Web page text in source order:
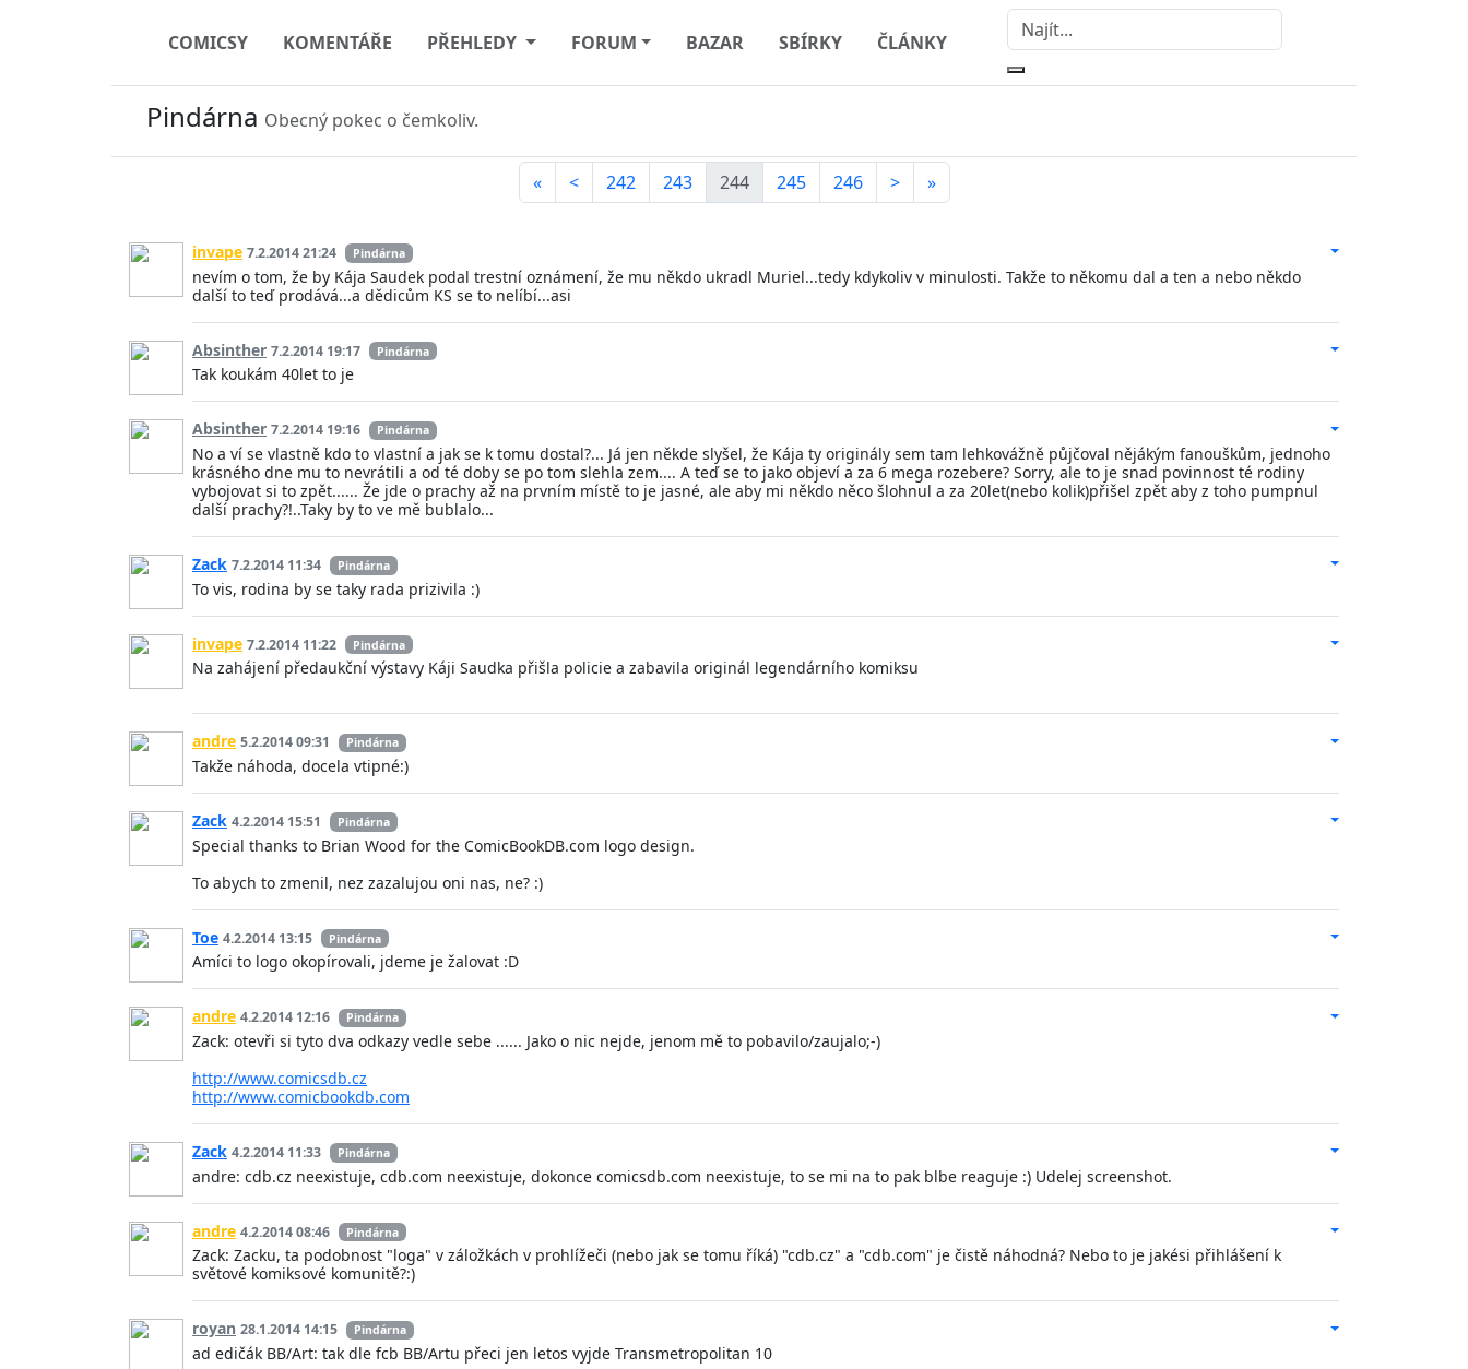
COMICSY KOMENTÁŘE PŘEHLEDY FORUM BAZAR SBÍRKY ČLÁNKY
Pindárna Obecný pokec o čemkoliv.
« < 242 243 244 245 246 > »
invape 7.2.2014 21:24 Pindárna
nevím o tom, že by Kája Saudek podal trestní oznámení, že mu někdo ukradl Muriel...tedy kdykoliv v minulosti. Takže to někomu dal a ten a nebo někdo
další to teď prodává...a dědicům KS se to nelíbí...asi
Absinther 7.2.2014 19:17 Pindárna
Tak koukám 40let to je
Absinther 7.2.2014 19:16 Pindárna
No a ví se vlastně kdo to vlastní a jak se k tomu dostal?... Já jen někde slyšel, že Kája ty originály sem tam lehkovážně půjčoval nějákým fanouškům, jednoho
krásného dne mu to nevrátili a od té doby se po tom slehla zem.... A teď se to jako objeví a za 6 mega rozebere? Sorry, ale to je snad povinnost té rodiny
vybojovat si to zpět...... Že jde o prachy až na prvním místě to je jasné, ale aby mi někdo něco šlohnul a za 20let(nebo kolik)přišel zpět aby z toho pumpnul
další prachy?!..Taky by to ve mě bublalo...
Zack 7.2.2014 11:34 Pindárna
To vis, rodina by se taky rada prizivila :)
invape 7.2.2014 11:22 Pindárna
Na zahájení předaukční výstavy Káji Saudka přišla policie a zabavila originál legendárního komiksu
andre 5.2.2014 09:31 Pindárna
Takže náhoda, docela vtipné:)
Zack 4.2.2014 15:51 Pindárna
Special thanks to Brian Wood for the ComicBookDB.com logo design.
To abych to zmenil, nez zazalujou oni nas, ne? :)
Toe 4.2.2014 13:15 Pindárna
Amíci to logo okopírovali, jdeme je žalovat :D
andre 4.2.2014 12:16 Pindárna
Zack: otevři si tyto dva odkazy vedle sebe ...... Jako o nic nejde, jenom mě to pobavilo/zaujalo;-)
http://www.comicsdb.cz
http://www.comicbookdb.com
Zack 4.2.2014 11:33 Pindárna
andre: cdb.cz neexistuje, cdb.com neexistuje, dokonce comicsdb.com neexistuje, to se mi na to pak blbe reaguje :) Udelej screenshot.
andre 4.2.2014 08:46 Pindárna
Zack: Zacku, ta podobnost "loga" v záložkách v prohlížeči (nebo jak se tomu říká) "cdb.cz" a "cdb.com" je čistě náhodná? Nebo to je jakési přihlášení k
světové komiksové komunitě?:)
royan 28.1.2014 14:15 Pindárna
ad edičák BB/Art: tak dle fcb BB/Artu přeci jen letos vyjde Transmetropolitan 10